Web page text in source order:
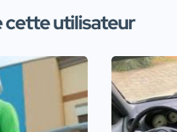
cette utilisateur